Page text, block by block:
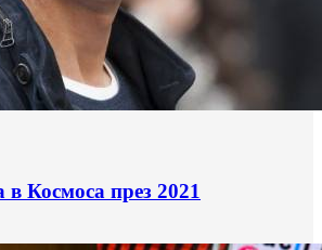
Космоса през 2021